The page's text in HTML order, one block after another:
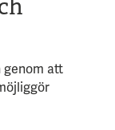
genom att